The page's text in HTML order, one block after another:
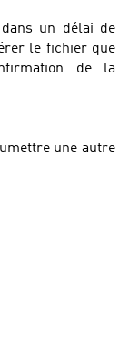
un délai de
le fichier que
de la
une autre